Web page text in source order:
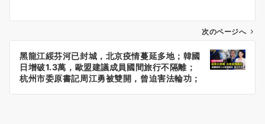
ビ
ン
次のページへ
黑龍江綏芬河已封城，北京疫情蔓延多地；韓國
日增破1.3萬，歐盟建議成員國間旅行不隔離；
杭州市委原書記周江勇被雙開，曾迫害法輪功；